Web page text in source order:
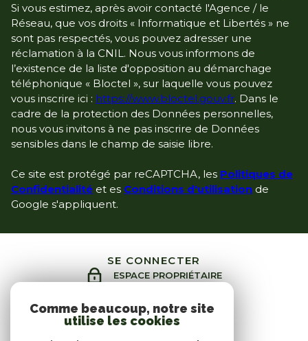
Si vous estimez, après avoir contacté l'Agence / le
Réseau, que vos droits « Informatique et Libertés » ne
sont pas respectés, vous pouvez adresser une
réclamation à la CNIL. Nous vous informons de
l’existence de la liste d'opposition au démarchage
téléphonique « Bloctel », sur laquelle vous pouvez
vous inscrire ici : https://www.bloctel.gouv.fr. Dans le
cadre de la protection des Données personnelles,
nous vous invitons à ne pas inscrire de Données
sensibles dans le champ de saisie libre.
Ce site est protégé par reCAPTCHA, les Politiques de
Confidentialité et es Conditions d'utilisation de
Google s'appliquent.
SE CONNECTER
ESPACE PROPRIÉTAIRE
Comme beaucoup, notre site
utilise les cookies